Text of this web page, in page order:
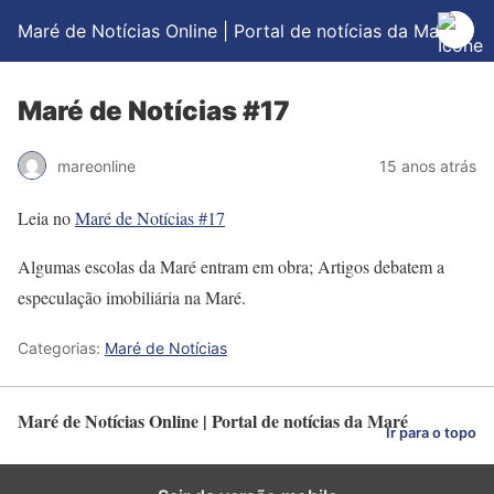
Maré de Notícias Online | Portal de notícias da Maré
Maré de Notícias #17
mareonline 15 anos atrás
Leia noMaré de Notícias #17
Algumas escolas da Maré entram em obra; Artigos debatem a
especulação imobiliária na Maré.
Categorias: Maré de Notícias
Maré de Notícias Online | Portal de notícias da MaréIr para o topo